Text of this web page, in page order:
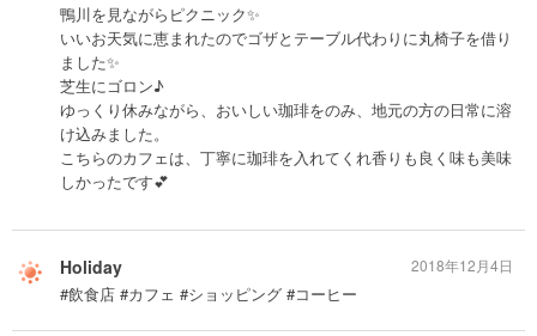
鴨川を見ながらピクニック✨
いいお天気に恵まれたのでゴザとテーブル代わりに丸椅子を借り
ました✨
芝生にゴロン♪
ゆっくり休みながら、おいしい珈琲をのみ、地元の方の日常に溶
け込みました。
こちらのカフェは、丁寧に珈琲を入れてくれ香りも良く味も美味
しかったです💕
Holiday
#飲食店 #カフェ #ショッピング #コーヒー
2018年12月4日